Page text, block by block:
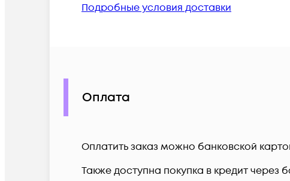
Подробные условия доставки
Оплата
Оплатить заказ можно банковской
Также доступна покупка в кредит через